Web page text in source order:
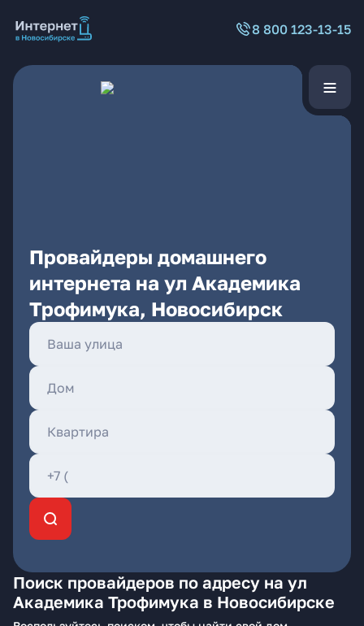
8 800 123-13-15
Провайдеры домашнего
интернета на ул Академика
Трофимука, Новосибирск
Поиск провайдеров по адресу на ул
Академика Трофимука в Новосибирске